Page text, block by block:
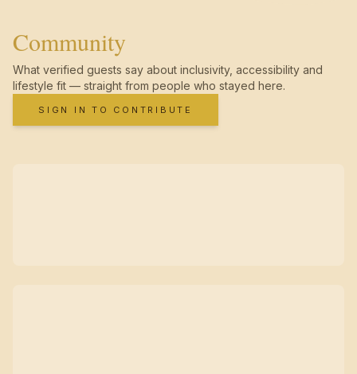
Community
What verified guests say about inclusivity, accessibility and
lifestyle fit — straight from people who stayed here.
SIGN IN TO CONTRIBUTE